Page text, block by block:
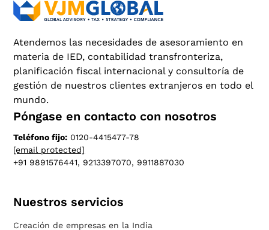
Atendemos las necesidades de asesoramiento en
materia de IED, contabilidad transfronteriza,
planificación fiscal internacional y consultoría de
gestión de nuestros clientes extranjeros en todo el
mundo.
Póngase en contacto con nosotros
Teléfono fijo: 0120-4415477-78
[email protected]
+91 9891576441, 9213397070, 9911887030
Nuestros servicios
Creación de empresas en la India